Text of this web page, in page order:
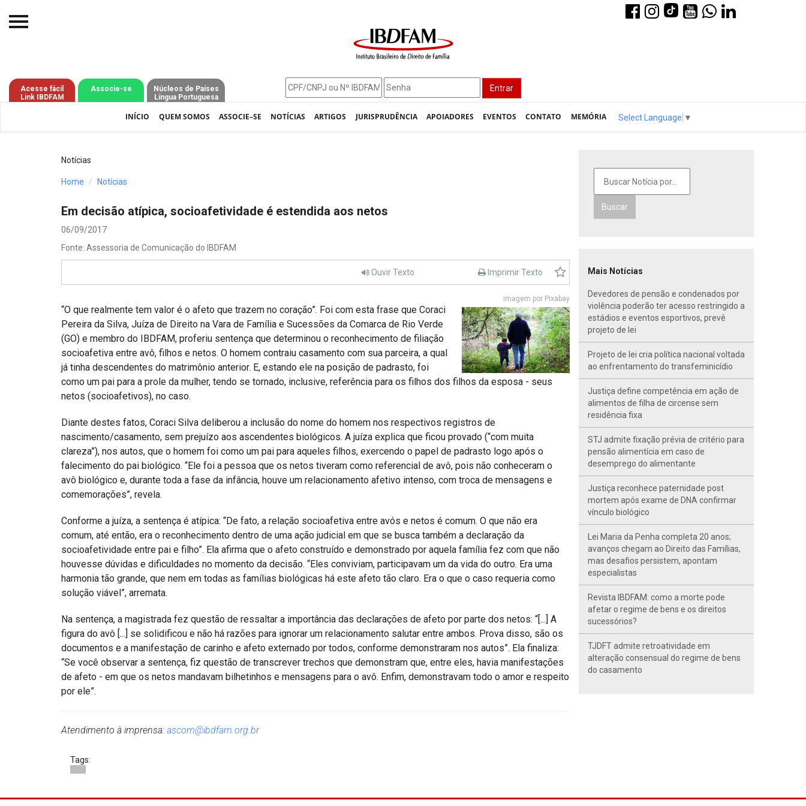
Entrar
Acesse fácil
Link IBDFAM
Associe-se
Núcleos de Países
Língua Portuguesa
INÍCIO QUEM SOMOS ASSOCIE–SE NOTÍCIAS ARTIGOS JURISPRUDÊNCIA APOIADORES EVENTOS CONTATO MEMÓRIA Select Language ▼
O IBDFAM
Notícias
Jurisprudência
Processos - IBDFAM
Alienação Parental
Encontre um Escritório
IBDFAM Educacional
Acessibilidade
Notícias
Home Notícias
Em decisão atípica, socioafetividade é estendida aos netos
06/09/2017
Fonte: Assessoria de Comunicação do IBDFAM
Ouvir Texto Imprimir Texto
imagem por Pixabay
“O que realmente tem valor é o afeto que trazem no coração”. Foi com esta frase que Coraci
Pereira da Silva, Juíza de Direito na Vara de Família e Sucessões da Comarca de Rio Verde
(GO) e membro do IBDFAM, proferiu sentença que determinou o reconhecimento de filiação
socioafetiva entre avô, filhos e netos. O homem contraiu casamento com sua parceira, a qual
já tinha descendentes do matrimônio anterior. E, estando ele na posição de padrasto, foi
como um pai para a prole da mulher, tendo se tornado, inclusive, referência para os filhos dos filhos da esposa - seus
netos (socioafetivos), no caso.
Diante destes fatos, Coraci Silva deliberou a inclusão do nome do homem nos respectivos registros de
nascimento/casamento, sem prejuízo aos ascendentes biológicos. A juíza explica que ficou provado (“com muita
clareza”), nos autos, que o homem foi como um pai para aqueles filhos, exercendo o papel de padrasto logo após o
falecimento do pai biológico. “Ele foi a pessoa que os netos tiveram como referencial de avô, pois não conheceram o
avô biológico e, durante toda a fase da infância, houve um relacionamento afetivo intenso, com troca de mensagens e
comemorações”, revela.
Conforme a juíza, a sentença é atípica: “De fato, a relação socioafetiva entre avós e netos é comum. O que não era
comum, até então, era o reconhecimento dentro de uma ação judicial em que se busca também a declaração da
socioafetividade entre pai e filho”. Ela afirma que o afeto construído e demonstrado por aquela família fez com que não
houvesse dúvidas e dificuldades no momento da decisão. “Eles conviviam, participavam um da vida do outro. Era uma
harmonia tão grande, que nem em todas as famílias biológicas há este afeto tão claro. Era o que o caso requeria como
solução viável”, arremata.
Na sentença, a magistrada fez questão de ressaltar a importância das declarações de afeto por parte dos netos: “[...] A
figura do avô [...] se solidificou e não há razões para ignorar um relacionamento salutar entre ambos. Prova disso, são os
documentos e a manifestação de carinho e afeto externado por todos, conforme demonstraram nos autos”. Ela finaliza:
“Se você observar a sentença, fiz questão de transcrever trechos que demonstram que, entre eles, havia manifestações
de afeto - em que os netos mandavam bilhetinhos e mensagens para o avô. Enfim, demonstravam todo o amor e respeito
por ele”.
Atendimento à imprensa: ascom@ibdfam.org.br
Tags:
Buscar
Mais Notícias
Devedores de pensão e condenados por
violência poderão ter acesso restringido a
estádios e eventos esportivos, prevê
projeto de lei
Projeto de lei cria política nacional voltada
ao enfrentamento do transfeminicídio
Justiça define competência em ação de
alimentos de filha de circense sem
residência fixa
STJ admite fixação prévia de critério para
pensão alimentícia em caso de
desemprego do alimentante
Justiça reconhece paternidade post
mortem após exame de DNA confirmar
vínculo biológico
Lei Maria da Penha completa 20 anos;
avanços chegam ao Direito das Famílias,
mas desafios persistem, apontam
especialistas
Revista IBDFAM: como a morte pode
afetar o regime de bens e os direitos
sucessórios?
TJDFT admite retroatividade em
alteração consensual do regime de bens
do casamento